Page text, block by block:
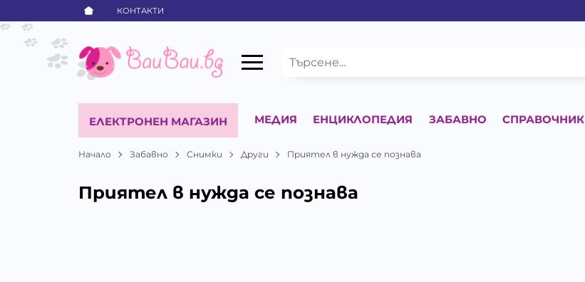
КОНТАКТИ
ЕЛЕКТРОНЕН МАГАЗИН МЕДИЯ ЕНЦИКЛОПЕДИЯ ЗАБАВНО СПРАВОЧНИК
Начало Забавно Снимки Други Приятел в нужда се познава
Приятел в нужда се познава